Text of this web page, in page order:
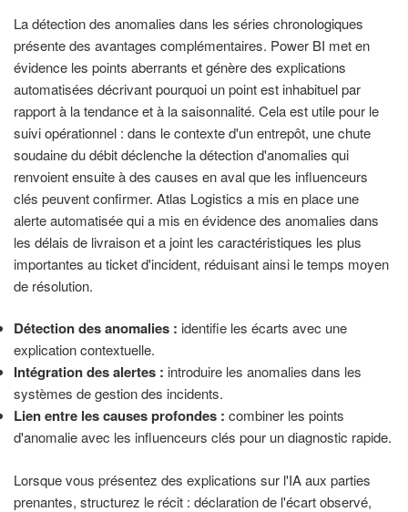
La détection des anomalies dans les séries chronologiques
présente des avantages complémentaires. Power BI met en
évidence les points aberrants et génère des explications
automatisées décrivant pourquoi un point est inhabituel par
rapport à la tendance et à la saisonnalité. Cela est utile pour le
suivi opérationnel : dans le contexte d'un entrepôt, une chute
soudaine du débit déclenche la détection d'anomalies qui
renvoient ensuite à des causes en aval que les influenceurs
clés peuvent confirmer. Atlas Logistics a mis en place une
alerte automatisée qui a mis en évidence des anomalies dans
les délais de livraison et a joint les caractéristiques les plus
importantes au ticket d'incident, réduisant ainsi le temps moyen
de résolution.
Détection des anomalies : identifie les écarts avec une
explication contextuelle.
Intégration des alertes : introduire les anomalies dans les
systèmes de gestion des incidents.
Lien entre les causes profondes : combiner les points
d'anomalie avec les influenceurs clés pour un diagnostic rapide.
Lorsque vous présentez des explications sur l'IA aux parties
prenantes, structurez le récit : déclaration de l'écart observé,